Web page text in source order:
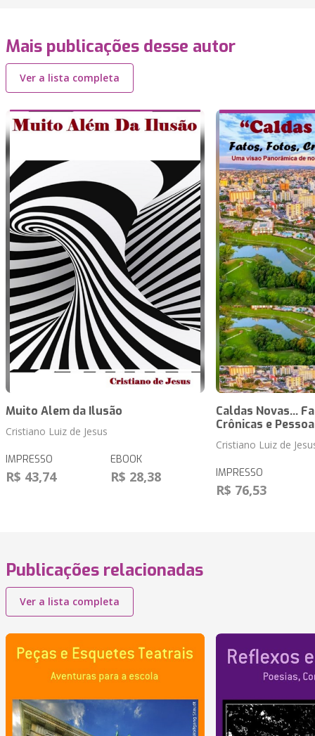
Mais publicações desse autor
Ver a lista completa
Muito Alem da Ilusão
Cristiano Luiz de Jesus
IMPRESSO
R$ 43,74
EBOOK
R$ 28,38
Caldas Novas...
Crônicas e
Cristiano Luiz de
IMPRESSO
R$ 76,53
Publicações relacionadas
Ver a lista completa